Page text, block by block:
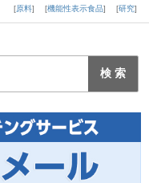
原料 機能性表示食品 研究